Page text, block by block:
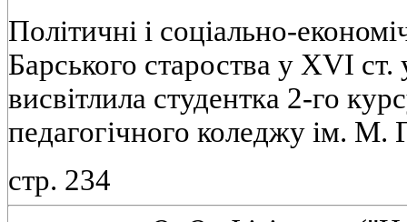
Політичні і соціально-
Барського староства у XVI ст.
висвітлила студентка 2-го
педагогічного коледжу ім. М.
стр. 234